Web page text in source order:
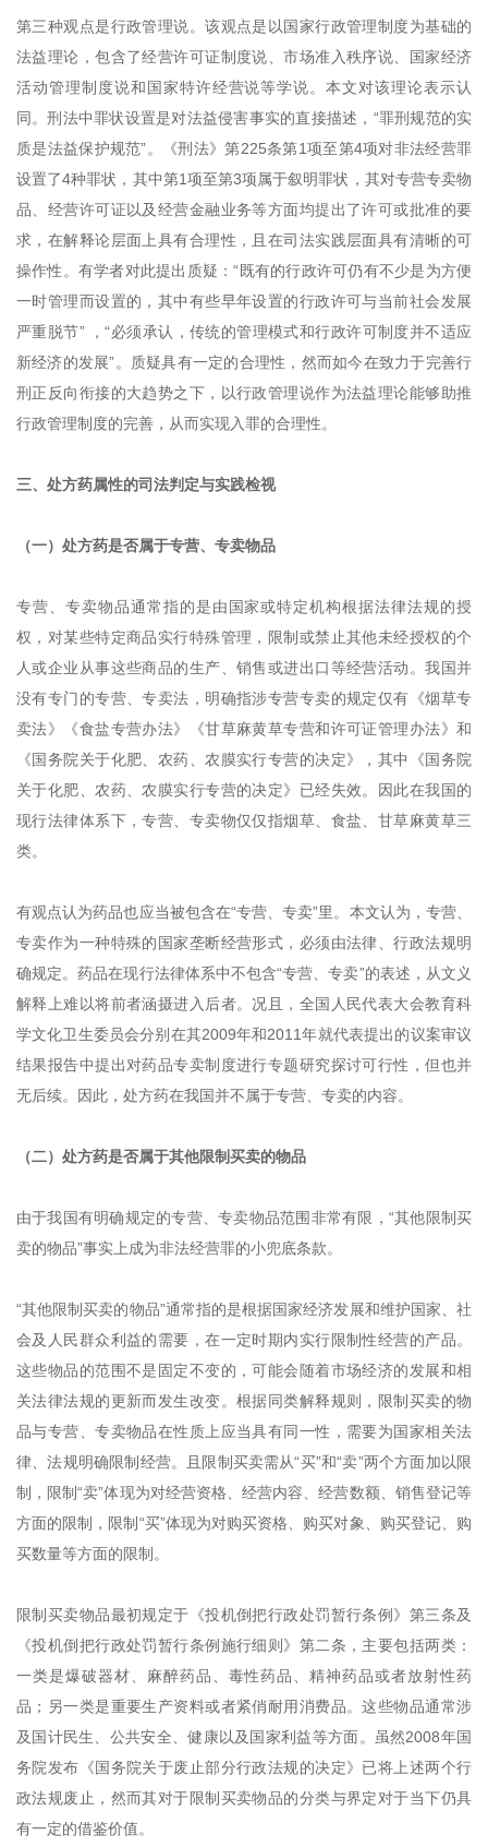
第三种观点是行政管理说。该观点是以国家行政管理制度为基础的
法益理论，包含了经营许可证制度说、市场准入秩序说、国家经济
活动管理制度说和国家特许经营说等学说。本文对该理论表示认
同。刑法中罪状设置是对法益侵害事实的直接描述，“罪刑规范的实
质是法益保护规范”。《刑法》第225条第1项至第4项对非法经营罪
设置了4种罪状，其中第1项至第3项属于叙明罪状，其对专营专卖物
品、经营许可证以及经营金融业务等方面均提出了许可或批准的要
求，在解释论层面上具有合理性，且在司法实践层面具有清晰的可
操作性。有学者对此提出质疑：“既有的行政许可仍有不少是为方便
一时管理而设置的，其中有些早年设置的行政许可与当前社会发展
严重脱节” ，“必须承认，传统的管理模式和行政许可制度并不适应
新经济的发展”。质疑具有一定的合理性，然而如今在致力于完善行
刑正反向衔接的大趋势之下，以行政管理说作为法益理论能够助推
行政管理制度的完善，从而实现入罪的合理性。
三、处方药属性的司法判定与实践检视
（一）处方药是否属于专营、专卖物品
专营、专卖物品通常指的是由国家或特定机构根据法律法规的授
权，对某些特定商品实行特殊管理，限制或禁止其他未经授权的个
人或企业从事这些商品的生产、销售或进出口等经营活动。我国并
没有专门的专营、专卖法，明确指涉专营专卖的规定仅有《烟草专
卖法》《食盐专营办法》《甘草麻黄草专营和许可证管理办法》和
《国务院关于化肥、农药、农膜实行专营的决定》，其中《国务院
关于化肥、农药、农膜实行专营的决定》已经失效。因此在我国的
现行法律体系下，专营、专卖物仅仅指烟草、食盐、甘草麻黄草三
类。
有观点认为药品也应当被包含在“专营、专卖”里。本文认为，专营、
专卖作为一种特殊的国家垄断经营形式，必须由法律、行政法规明
确规定。药品在现行法律体系中不包含“专营、专卖”的表述，从文义
解释上难以将前者涵摄进入后者。况且，全国人民代表大会教育科
学文化卫生委员会分别在其2009年和2011年就代表提出的议案审议
结果报告中提出对药品专卖制度进行专题研究探讨可行性，但也并
无后续。因此，处方药在我国并不属于专营、专卖的内容。
（二）处方药是否属于其他限制买卖的物品
由于我国有明确规定的专营、专卖物品范围非常有限，“其他限制买
卖的物品”事实上成为非法经营罪的小兜底条款。
“其他限制买卖的物品”通常指的是根据国家经济发展和维护国家、社
会及人民群众利益的需要，在一定时期内实行限制性经营的产品。
这些物品的范围不是固定不变的，可能会随着市场经济的发展和相
关法律法规的更新而发生改变。根据同类解释规则，限制买卖的物
品与专营、专卖物品在性质上应当具有同一性，需要为国家相关法
律、法规明确限制经营。且限制买卖需从“买”和“卖”两个方面加以限
制，限制“卖”体现为对经营资格、经营内容、经营数额、销售登记等
方面的限制，限制“买”体现为对购买资格、购买对象、购买登记、购
买数量等方面的限制。
限制买卖物品最初规定于《投机倒把行政处罚暂行条例》第三条及
《投机倒把行政处罚暂行条例施行细则》第二条，主要包括两类：
一类是爆破器材、麻醉药品、毒性药品、精神药品或者放射性药
品；另一类是重要生产资料或者紧俏耐用消费品。这些物品通常涉
及国计民生、公共安全、健康以及国家利益等方面。虽然2008年国
务院发布《国务院关于废止部分行政法规的决定》已将上述两个行
政法规废止，然而其对于限制买卖物品的分类与界定对于当下仍具
有一定的借鉴价值。